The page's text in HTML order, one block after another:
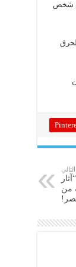
المسلمة في 25 أغسطس، فر على أثرها أكثر من 800 ألف شخص
التالي
قطعة من